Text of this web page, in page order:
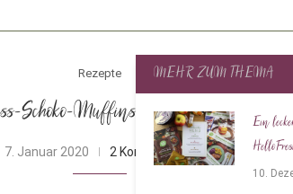
Rezepte
Schoko-Muffins mit Ahornsirup
7. Januar 2020 2 Kommentare
MEHR ZUM THEMA
Ein
10.